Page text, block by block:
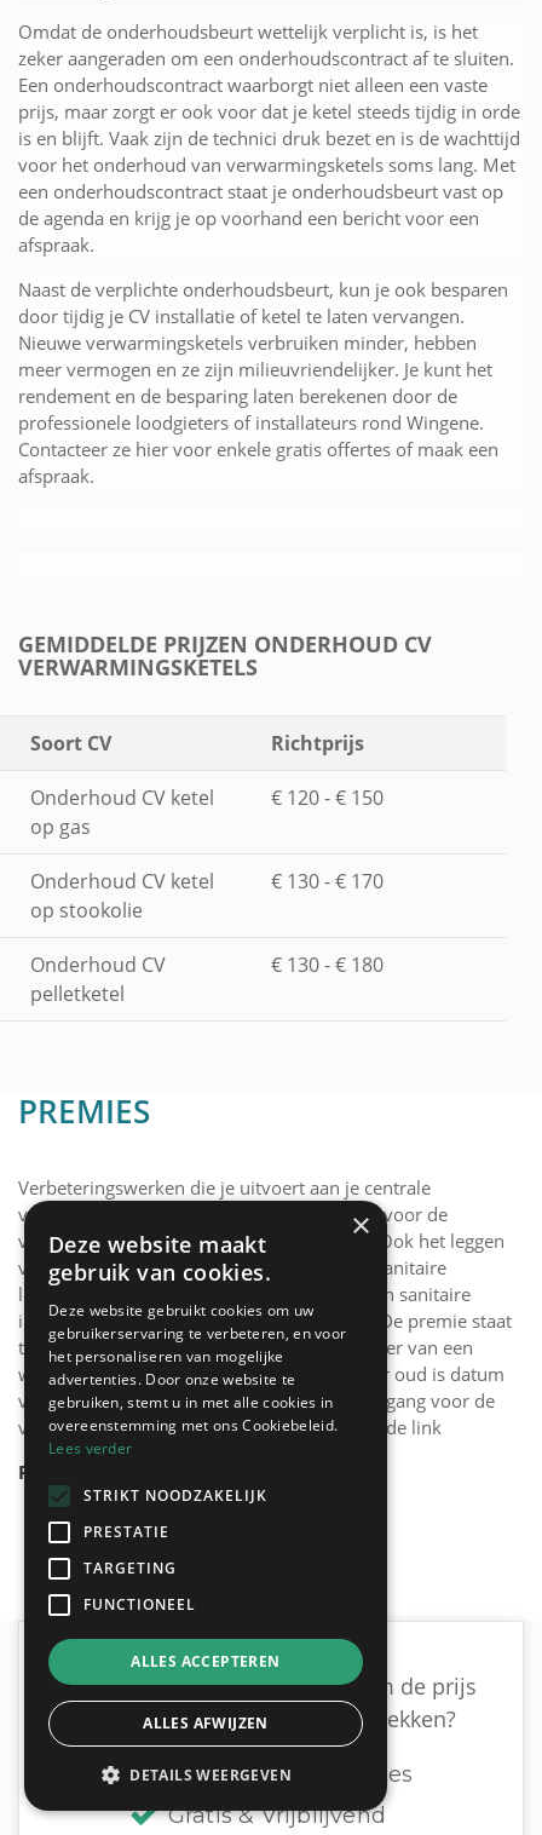
Omdat de onderhoudsbeurt wettelijk verplicht is, is het
zeker aangeraden om een onderhoudscontract af te sluiten.
Een onderhoudscontract waarborgt niet alleen een vaste
prijs, maar zorgt er ook voor dat je ketel steeds tijdig in orde
is en blijft. Vaak zijn de technici druk bezet en is de wachttijd
voor het onderhoud van verwarmingsketels soms lang. Met
een onderhoudscontract staat je onderhoudsbeurt vast op
de agenda en krijg je op voorhand een bericht voor een
afspraak.
Naast de verplichte onderhoudsbeurt, kun je ook besparen
door tijdig je CV installatie of ketel te laten vervangen.
Nieuwe verwarmingsketels verbruiken minder, hebben
meer vermogen en ze zijn milieuvriendelijker. Je kunt het
rendement en de besparing laten berekenen door de
professionele loodgieters of installateurs rond Wingene.
Contacteer ze hier voor enkele gratis offertes of maak een
afspraak.
GEMIDDELDE PRIJZEN ONDERHOUD CV
VERWARMINGSKETELS
Soort CV Richtprijs
Onderhoud CV ketel
op gas
€ 120 - € 150
Onderhoud CV ketel
op stookolie
€ 130 - € 170
Onderhoud CV
pelletketel
€ 130 - € 180
PREMIES
Verbeteringswerken die je uitvoert aan je centrale
verwarming, kunnen in aanmerking komen voor de
verbouwpremie van de Vlaamse Overheid. Ook het leggen
van vloerverwarming, het vernieuwen van sanitaire
leidingen en afvoeren, of het vernieuwen van sanitaire
installaties komen hiervoor in aanmerking. De premie staat
ter beschikking voor elke eigenaar of bewoner van een
woning of appartement dat minstens 15 jaar oud is datum
van de aanvraag. De voorwaarden en de toegang voor de
verbouwpremie vind je terug op onderstaande link
Premies voor verwarming
Op zoek naar een loodgieter om de prijs
voor je CV onderhoud te ontdekken?
Ontvang tot 3 offertes
Gratis & Vrijblijvend
×
Deze website maakt
gebruik van cookies.
Deze website gebruikt cookies om uw
gebruikerservaring te verbeteren, en voor
het personaliseren van mogelijke
advertenties. Door onze website te
gebruiken, stemt u in met alle cookies in
overeenstemming met ons Cookiebeleid.
Lees verder
STRIKT NOODZAKELIJK
PRESTATIE
TARGETING
FUNCTIONEEL
ALLES ACCEPTEREN
ALLES AFWIJZEN
DETAILS WEERGEVEN